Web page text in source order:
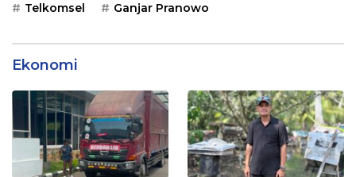
Telkomsel Ganjar Pranowo
Ekonomi